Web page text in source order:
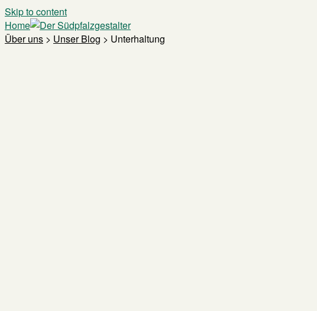
Skip to content
Home
Über uns > Unser Blog > Unterhaltung